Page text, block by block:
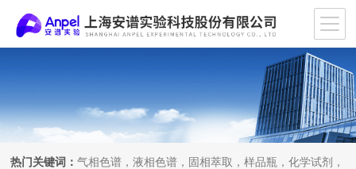
热门关键词：气相色谱，液相色谱，固相萃取，样品瓶，化学试剂，